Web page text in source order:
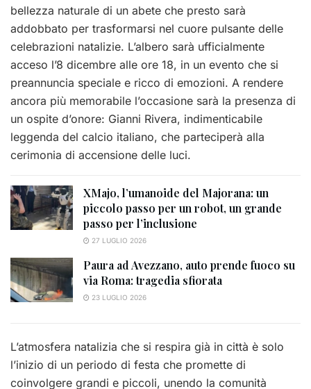
bellezza naturale di un abete che presto sarà
addobbato per trasformarsi nel cuore pulsante delle
celebrazioni natalizie. L’albero sarà ufficialmente
acceso l’8 dicembre alle ore 18, in un evento che si
preannuncia speciale e ricco di emozioni. A rendere
ancora più memorabile l’occasione sarà la presenza di
un ospite d’onore: Gianni Rivera, indimenticabile
leggenda del calcio italiano, che parteciperà alla
cerimonia di accensione delle luci.
XMajo, l’umanoide del Majorana: un
piccolo passo per un robot, un grande
passo per l’inclusione
27 LUGLIO 2026
Paura ad Avezzano, auto prende fuoco su
via Roma: tragedia sfiorata
23 LUGLIO 2026
L’atmosfera natalizia che si respira già in città è solo
l’inizio di un periodo di festa che promette di
coinvolgere grandi e piccoli, unendo la comunità